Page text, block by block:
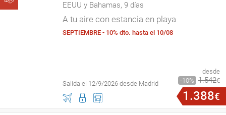
EEUU y Bahamas, 9 días
A tu aire con estancia en playa
SEPTIEMBRE - 10% dto. hasta el 10/08
Salida el 12/9/2026 desde Madrid
desde
10
1.542€
1 .388€